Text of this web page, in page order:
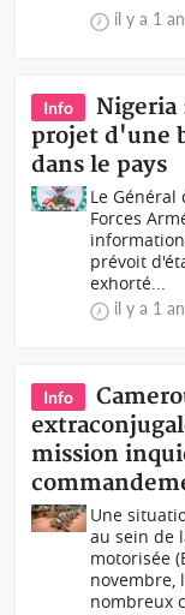
il y a 1 an
Info
Nigeria
projet d'une
dans le pays
Le Général
Forces
prévoit
exhorté...
il y a 1 an
Info
mission
Une
au sein de
motorisée
novembre,
nombreux